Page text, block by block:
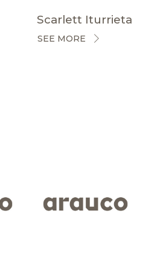
Scarlett Iturrieta
SEE MORE